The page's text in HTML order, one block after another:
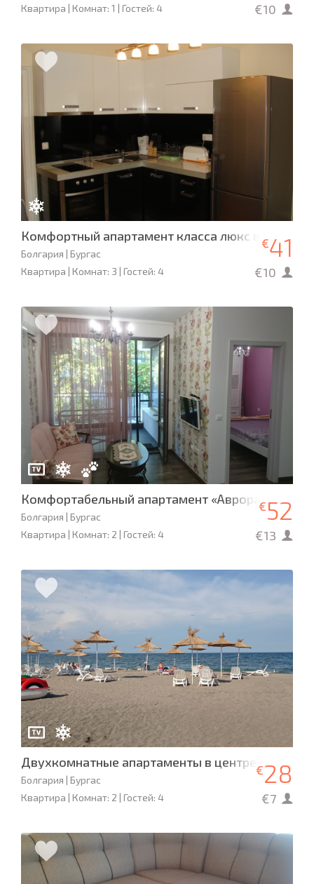
Квартира | Комнат: 1 | Гостей: 4
€10
Комфортный апартамент класса люкс в центре
Болгария | Бургас
Квартира | Комнат: 3 | Гостей: 4
€41
€10
Комфортабельный апартамент «Аврора»
Болгария | Бургас
Квартира | Комнат: 2 | Гостей: 4
€52
€13
Двухкомнатные апартаменты в центре Бургаса
Болгария | Бургас
Квартира | Комнат: 2 | Гостей: 4
€28
€7